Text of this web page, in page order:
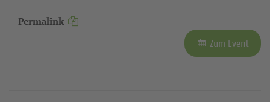
Permalink
Zum Event